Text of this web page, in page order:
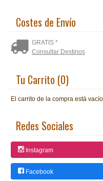
Costes de Envío
GRATIS *
Consultar Destinos
Tu Carrito (0)
El carrito de la compra está vacío
Redes Sociales
Instagram
Facebook